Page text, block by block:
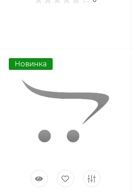
Новинка